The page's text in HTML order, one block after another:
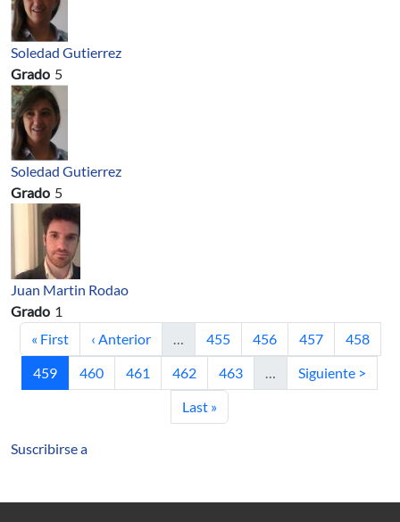
Soledad Gutierrez
Grado 5
Soledad Gutierrez
Grado 5
Juan Martin Rodao
Grado 1
Primera página
« First Página anterior
‹ Anterior … Página
455 Página
456 Página
457 Página
458
Página actual
459 Página
460 Página
461 Página
462 Página
463 … Siguiente página
Siguiente >
Última página
Last »
Suscribirse a